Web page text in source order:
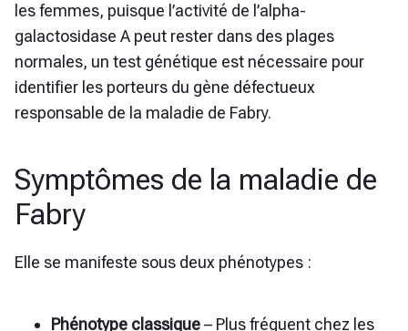
les femmes, puisque l’activité de l’alpha-
galactosidase A peut rester dans des plages
normales, un test génétique est nécessaire pour
identifier les porteurs du gène défectueux
responsable de la maladie de Fabry.
Symptômes de la maladie de
Fabry
Elle se manifeste sous deux phénotypes :
Phénotype classique– Plus fréquent chez les